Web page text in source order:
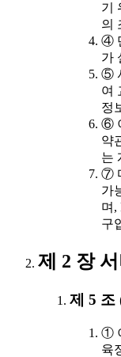
기
의
④
가
⑤
여
정
⑥
약
는
⑦
가
며,
구
제 2 장
제 5 조
①
육